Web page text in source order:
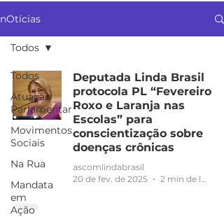
nOtícias
Todos
Atuação
Parlamentar
Movimentos
Sociais
Na Rua
Mandata
em
Ação
Todos
Deputada Linda Brasil
protocola PL “Fevereiro
Roxo e Laranja nas
Escolas” para
conscientização sobre
doenças crônicas
ascomlindabrasil
20 de fev. de 2025
2 min de leitura